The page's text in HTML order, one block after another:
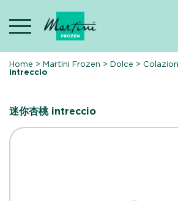
content
Home >Martini Frozen >Dolce >
intreccio
迷你杏桃 intreccio